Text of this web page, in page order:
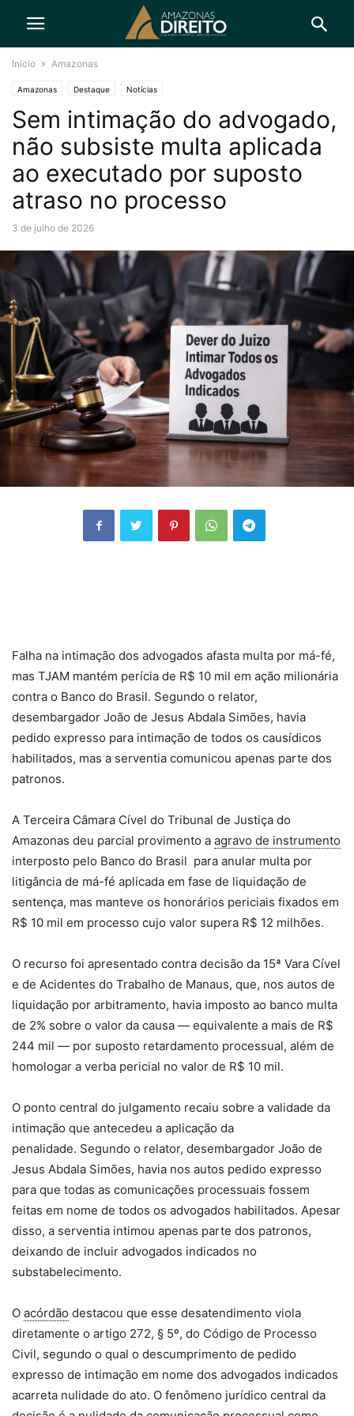
Início Amazonas
Amazonas Destaque Notícias
Sem intimação do advogado,
não subsiste multa aplicada
ao executado por suposto
atraso no processo
3 de julho de 2026
Falha na intimação dos advogados afasta multa por má-fé,
mas TJAM mantém perícia de R$ 10 mil em ação milionária
contra o Banco do Brasil. Segundo o relator,
desembargador João de Jesus Abdala Simões, havia
pedido expresso para intimação de todos os causídicos
habilitados, mas a serventia comunicou apenas parte dos
patronos.
A Terceira Câmara Cível do Tribunal de Justiça do
Amazonas deu parcial provimento a agravo de instrumento
interposto pelo Banco do Brasil para anular multa por
litigância de má-fé aplicada em fase de liquidação de
sentença, mas manteve os honorários periciais fixados em
R$ 10 mil em processo cujo valor supera R$ 12 milhões.
O recurso foi apresentado contra decisão da 15ª Vara Cível
e de Acidentes do Trabalho de Manaus, que, nos autos de
liquidação por arbitramento, havia imposto ao banco multa
de 2% sobre o valor da causa — equivalente a mais de R$
244 mil — por suposto retardamento processual, além de
homologar a verba pericial no valor de R$ 10 mil.
O ponto central do julgamento recaiu sobre a validade da
intimação que antecedeu a aplicação da
penalidade. Segundo o relator, desembargador João de
Jesus Abdala Simões, havia nos autos pedido expresso
para que todas as comunicações processuais fossem
feitas em nome de todos os advogados habilitados. Apesar
disso, a serventia intimou apenas parte dos patronos,
deixando de incluir advogados indicados no
substabelecimento.
O acórdão destacou que esse desatendimento viola
diretamente o artigo 272, § 5º, do Código de Processo
Civil, segundo o qual o descumprimento de pedido
expresso de intimação em nome dos advogados indicados
acarreta nulidade do ato. O fenômeno jurídico central da